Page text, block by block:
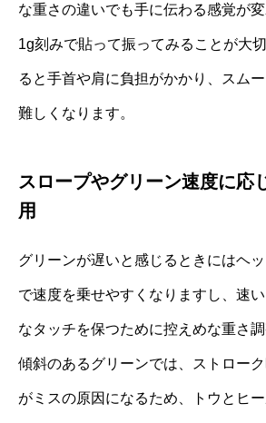
な重さの違いでも手に伝わる感覚が
1g刻みで貼って振ってみることが大
ると手首や肩に負担がかかり、スム
難しくなります。
スロープやグリーン速度に応
用
グリーンが遅いと感じるときにはヘ
で速度を乗せやすくなりますし、速
なタッチを保つために控えめな重さ調
傾斜のあるグリーンでは、ストロー
がミスの原因になるため、トウとヒ